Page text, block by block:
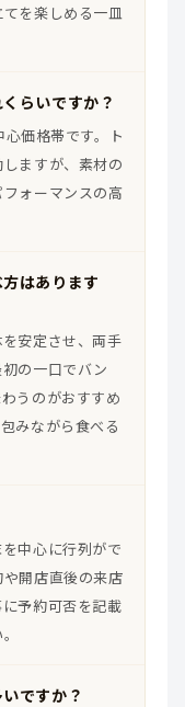
を楽しめる一皿
らいですか？
価格帯です。ト
ますが、素材の
ォーマンスの高
はあります
安定させ、両手
の一口でバン
うのがおすすめ
みながら食べる
中心に行列がで
開店直後の来店
予約可否を記載
ですか？